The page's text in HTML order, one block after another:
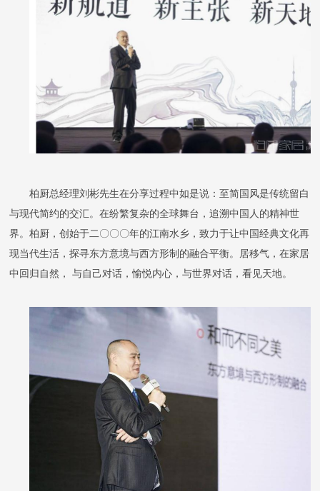
柏厨总经理刘彬先生在分享过程中如是说：至简国风是传统留白
与现代简约的交汇。在纷繁复杂的全球舞台，追溯中国人的精神世
界。柏厨，创始于二〇〇〇年的江南水乡，致力于让中国经典文化再
现当代生活，探寻东方意境与西方形制的融合平衡。居移气，在家居
中回归自然，
与自己对话，愉悦内心，与世界对话，看见天地。